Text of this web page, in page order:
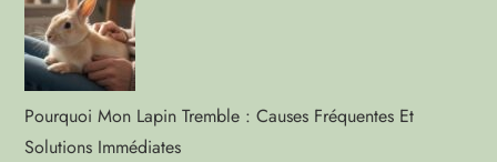
Pourquoi Mon Lapin Tremble : Causes Fréquentes Et
Solutions Immédiates